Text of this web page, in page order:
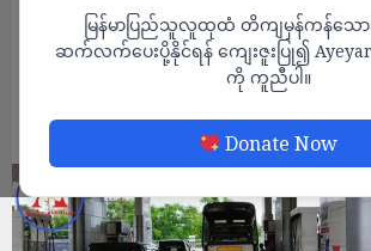
မြန်မာပြည်သူလူထုထံ တိကျမှန်ကန်သော
ဆက်လက်ပေးပို့နိုင်ရန် ကျေးဇူးပြု၍
ကို ကူညီပါ။
Donate Now
စီးပွားရေး သတင်း
ယခုတစ်ပတ်အတွင်း ဗဟိုဘဏ်က
ဒေါ်လာ ၇၅ သန်းရောင်းချ
ADMIN